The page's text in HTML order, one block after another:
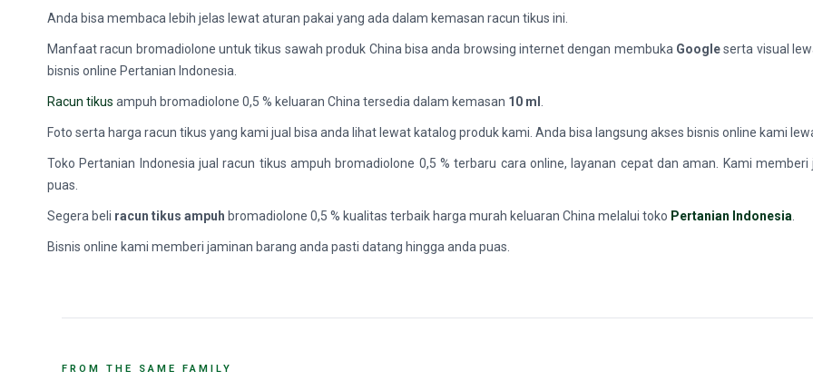
Anda bisa membaca lebih jelas lewat aturan pakai yang ada dalam kemasan racun tikus ini.
Manfaat racun bromadiolone untuk tikus sawah produk China bisa anda browsing internet dengan membuka Googleserta visual
bisnis online Pertanian Indonesia.
Racun tikus ampuh bromadiolone 0,5 % keluaran China tersedia dalam kemasan 10 ml
Foto serta harga racun tikus yang kami jual bisa anda lihat lewat katalog produk kami. Anda bisa langsung akses bisnis online kami
Toko Pertanian Indonesia jual racun tikus ampuh bromadiolone 0,5 % terbaru cara online, layanan cepat dan aman. Kami
puas.
Segera beli racun tikus ampuh bromadiolone 0,5 % kualitas terbaik harga murah keluaran China melalui toko Pertanian Indonesia
Bisnis online kami memberi jaminan barang anda pasti datang hingga anda puas.
FROM THE SAME FAMILY